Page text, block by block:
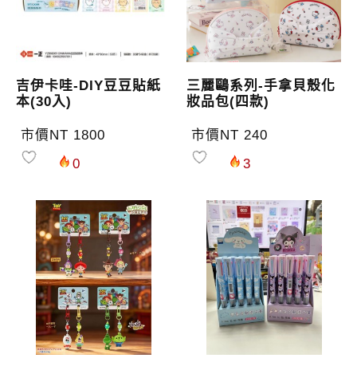
吉伊卡哇-DIY豆豆貼紙
本(30入)
市價NT 1800
0
三麗鷗系列-手拿貝殼化
妝品包(四款)
市價NT 240
3